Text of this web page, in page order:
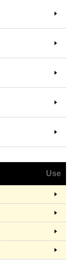
Use